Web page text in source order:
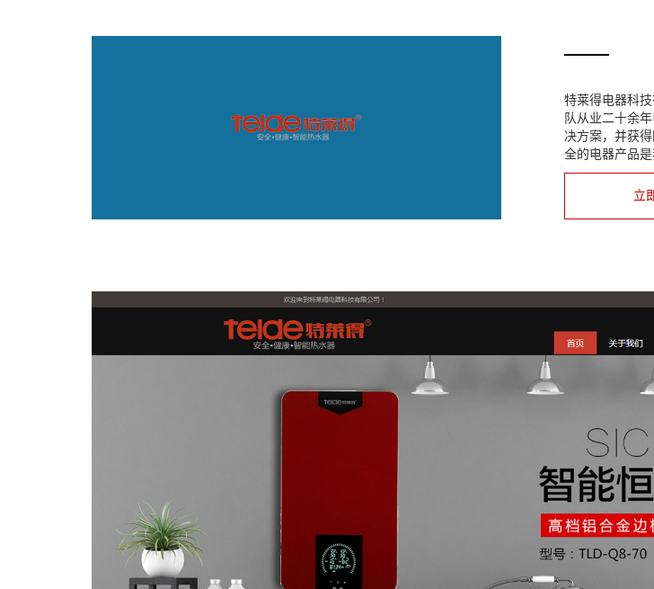
特莱得电器科
队从业二十余
决方案，并获
全的电器产品
立